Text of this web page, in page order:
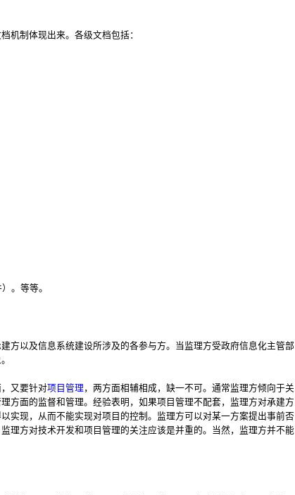
机制体现出来。各级文档包括：
。等等。
方以及信息系统建设所涉及的各参与方。当监理方受政府信息化主管部
又要针对项目管理 ，两方面相辅相成，缺一不可。通常监理方倾向于关
方面的监督和管理。经验表明，如果项目管理不配套，监理方对承建方
实现，从而不能实现对项目的控制。监理方可以对某一方案提出事前否
理方对技术开发和项目管理的关注应该是并重的。当然，监理方并不能